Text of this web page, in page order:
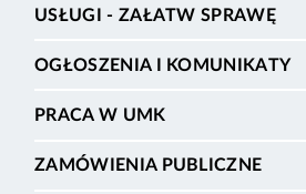
USŁUGI - ZAŁATW SPRAWĘ
OGŁOSZENIA I KOMUNIKATY
PRACA W UMK
ZAMÓWIENIA PUBLICZNE